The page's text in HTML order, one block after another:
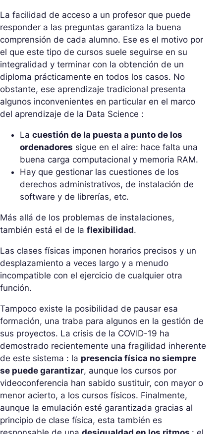
La facilidad de acceso a un profesor que puede
responder a las preguntas garantiza la buena
comprensión de cada alumno. Ese es el motivo por
el que este tipo de cursos suele seguirse en su
integralidad y terminar con la obtención de un
diploma prácticamente en todos los casos. No
obstante, ese aprendizaje tradicional presenta
algunos inconvenientes en particular en el marco
del aprendizaje de la Data Science :
La cuestión de la puesta a punto de los
ordenadores sigue en el aire: hace falta una
buena carga computacional y memoria RAM.
Hay que gestionar las cuestiones de los
derechos administrativos, de instalación de
software y de librerías, etc.
Más allá de los problemas de instalaciones,
también está el de la flexibilidad.
Las clases físicas imponen horarios precisos y un
desplazamiento a veces largo y a menudo
incompatible con el ejercicio de cualquier otra
función.
Tampoco existe la posibilidad de pausar esa
formación, una traba para algunos en la gestión de
sus proyectos. La crisis de la COVID-19 ha
demostrado recientemente una fragilidad inherente
de este sistema : la presencia física no siempre
se puede garantizar, aunque los cursos por
videoconferencia han sabido sustituir, con mayor o
menor acierto, a los cursos físicos. Finalmente,
aunque la emulación esté garantizada gracias al
principio de clase física, esta también es